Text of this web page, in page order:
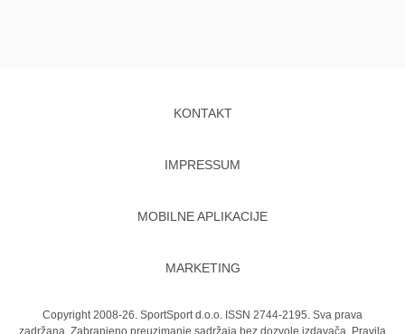
KONTAKT
IMPRESSUM
MOBILNE APLIKACIJE
MARKETING
Copyright 2008-26. SportSport d.o.o. ISSN 2744-2195. Sva prava
zadržana. Zabranjeno preuzimanje sadržaja bez dozvole izdavača.
Pravila